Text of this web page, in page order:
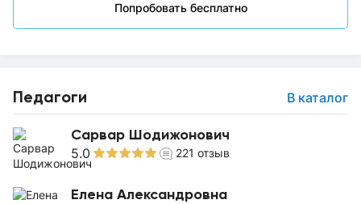
Попробовать бесплатно
Педагоги В каталог
Сарвар Шодижонович
5.0 221 отзыв
Елена Александровна